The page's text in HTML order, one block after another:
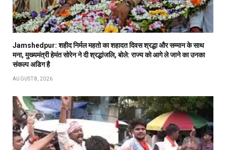
Jamshedpur: शहीद निर्मल महतो का शहादत दिवस श्रद्धा और सम्मान के साथ
मना, मुख्यमंत्री हेमंत सोरेन ने दी श्रद्धांजलि, बोले: राज्य को आगे ले जाने का उनका
संकल्प अडिग है
AUGUST 8, 2026